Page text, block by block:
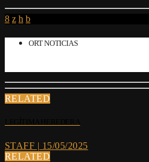
ORT NOTICIAS
RELATED
STAFF | 15/05/2025
RELATED